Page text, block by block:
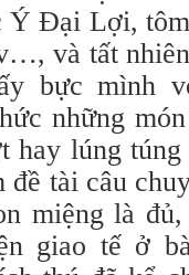
Ý Đại Lợi,
và tất
bực mình
những
hay lúng
đề tài câu
miệng là
giao tế ở